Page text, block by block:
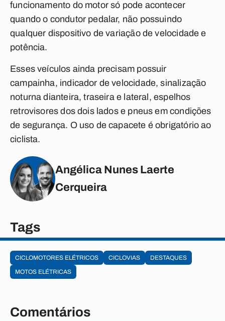
funcionamento do motor só pode acontecer
quando o condutor pedalar, não possuindo
qualquer dispositivo de variação de velocidade e
potência.
Esses veículos ainda precisam possuir
campainha, indicador de velocidade, sinalização
noturna dianteira, traseira e lateral, espelhos
retrovisores dos dois lados e pneus em condições
de segurança. O uso de capacete é obrigatório ao
ciclista.
Angélica Nunes Laerte
Cerqueira
Tags
CICLOMOTORES ELÉTRICOS CICLOVIAS
DESTAQUES
MOTOS ELÉTRICAS
Comentários